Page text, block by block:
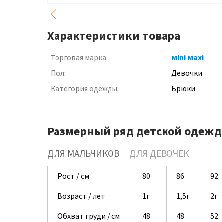
Характеристики товара
Торговая марка:
Mini Maxi
Пол:
Девочки
Категория одежды:
Брюки
Размерный ряд детской
ДЛЯ МАЛЬЧИКОВ ДЛЯ ДЕВОЧЕК
Рост / см 80 86
92
Возраст / лет
1г 1,5г
2г
Обхват груди / см
48 48 52